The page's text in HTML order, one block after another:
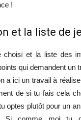
!
et la liste de
choisi et la liste des
qui demandent un
a ici un travail à
de si tu fais cela
optes plutôt pour un